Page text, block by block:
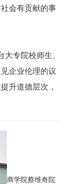
会有贡献的事
专院校师生、
企业伦理的议
升道德层次，
商学院蔡维奇院